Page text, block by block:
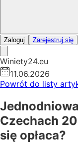
Zaloguj Zarejestruj się
Winiety24.eu
11.06.2026
Powrót do listy
Czechach
się opłaca?